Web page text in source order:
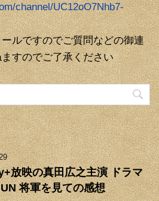
channel/UC12oO7Nhb7-
ルですのでご質問などの御連
すのでご了承ください
放映の真田広之主演 ドラマ
将軍を見ての感想